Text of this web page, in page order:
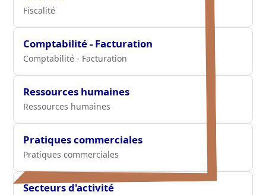
Fiscalité
Comptabilité - Facturation
Comptabilité - Facturation
Ressources humaines
Ressources humaines
Pratiques commerciales
Pratiques commerciales
Secteurs d'activité